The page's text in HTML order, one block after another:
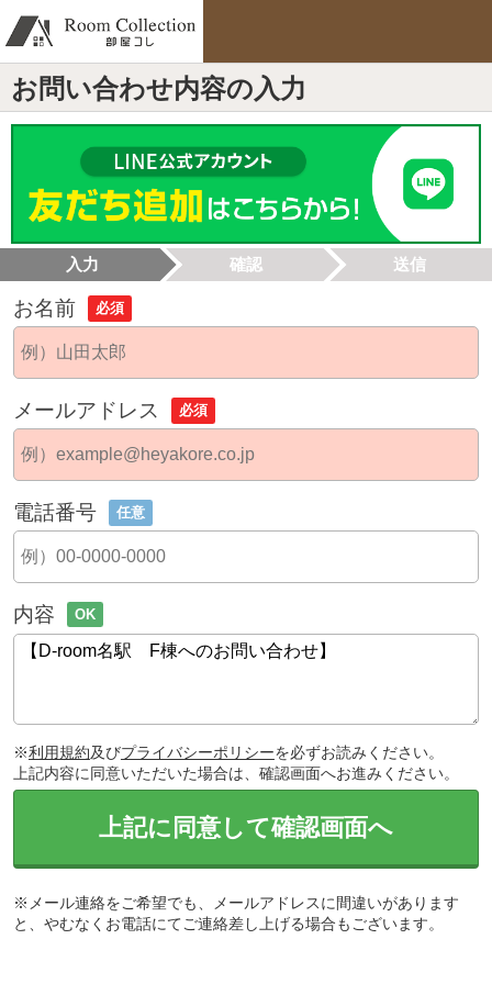
お問い合わせ内容の入力
入力 確認 送信
お名前 必須
メールアドレス 必須
電話番号 任意
内容 OK
※利用規約及びプライバシーポリシーを必ずお読みください。
上記内容に同意いただいた場合は、確認画面へお進みください。
上記に同意して確認画面へ
※メール連絡をご希望でも、メールアドレスに間違いがあります
と、やむなくお電話にてご連絡差し上げる場合もございます。